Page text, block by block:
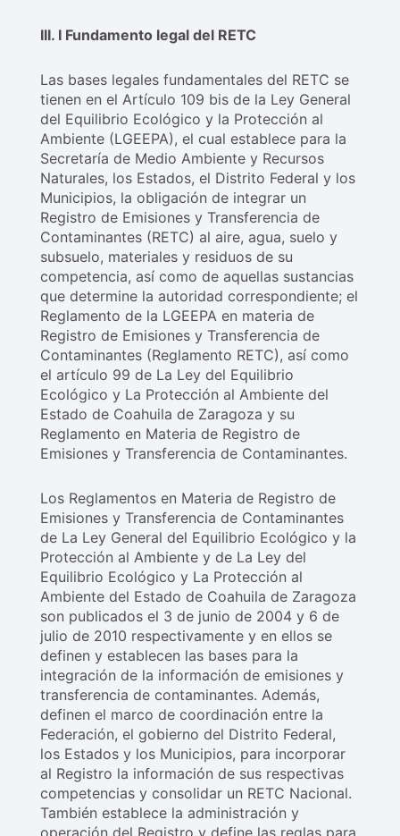
III. I Fundamento legal del RETC
Las bases legales fundamentales del RETC se
tienen en el Artículo 109 bis de la Ley General
del Equilibrio Ecológico y la Protección al
Ambiente (LGEEPA), el cual establece para la
Secretaría de Medio Ambiente y Recursos
Naturales, los Estados, el Distrito Federal y los
Municipios, la obligación de integrar un
Registro de Emisiones y Transferencia de
Contaminantes (RETC) al aire, agua, suelo y
subsuelo, materiales y residuos de su
competencia, así como de aquellas sustancias
que determine la autoridad correspondiente; el
Reglamento de la LGEEPA en materia de
Registro de Emisiones y Transferencia de
Contaminantes (Reglamento RETC), así como
el artículo 99 de La Ley del Equilibrio
Ecológico y La Protección al Ambiente del
Estado de Coahuila de Zaragoza y su
Reglamento en Materia de Registro de
Emisiones y Transferencia de Contaminantes.
Los Reglamentos en Materia de Registro de
Emisiones y Transferencia de Contaminantes
de La Ley General del Equilibrio Ecológico y la
Protección al Ambiente y de La Ley del
Equilibrio Ecológico y La Protección al
Ambiente del Estado de Coahuila de Zaragoza
son publicados el 3 de junio de 2004 y 6 de
julio de 2010 respectivamente y en ellos se
definen y establecen las bases para la
integración de la información de emisiones y
transferencia de contaminantes. Además,
definen el marco de coordinación entre la
Federación, el gobierno del Distrito Federal,
los Estados y los Municipios, para incorporar
al Registro la información de sus respectivas
competencias y consolidar un RETC Nacional.
También establece la administración y
operación del Registro y define las reglas para